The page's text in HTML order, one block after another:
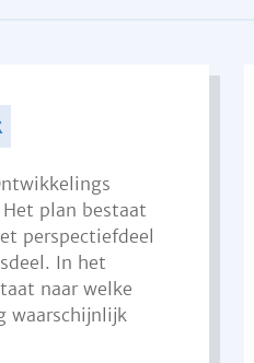
plan bestaat
perspectiefdeel
In het
naar welke
waarschijnlijk